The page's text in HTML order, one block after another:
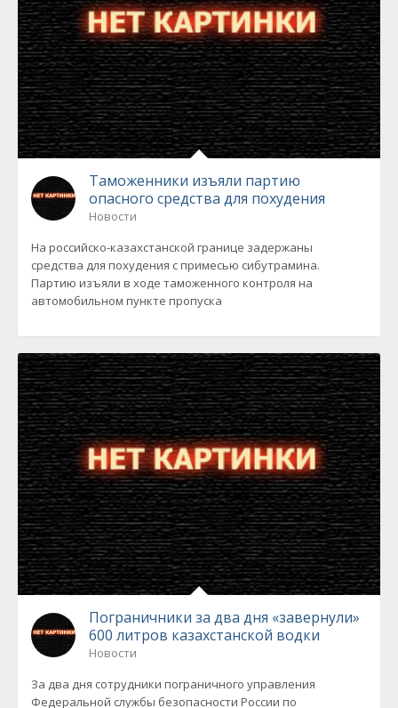
Таможенники изъяли партию
опасного средства для похудения
Новости
На российско-казахстанской границе задержаны
средства для похудения с примесью сибутрамина.
Партию изъяли в ходе таможенного контроля на
автомобильном пункте пропуска
Пограничники за два дня «завернули»
600 литров казахстанской водки
Новости
За два дня сотрудники пограничного управления
Федеральной службы безопасности России по